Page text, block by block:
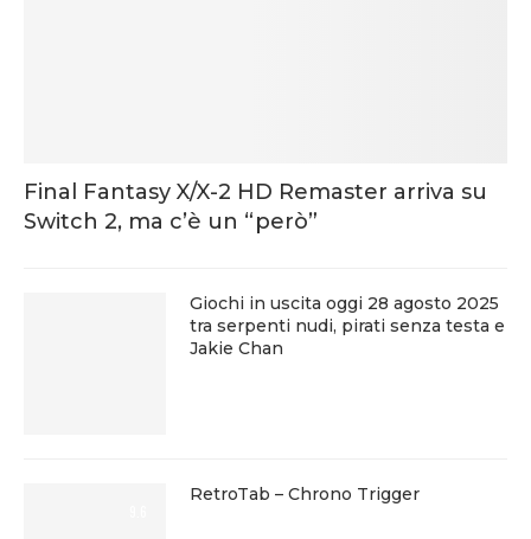
Final Fantasy X/X-2 HD Remaster arriva su
Switch 2, ma c’è un “però”
Giochi in uscita oggi 28 agosto 2025
tra serpenti nudi, pirati senza testa e
Jakie Chan
RetroTab – Chrono Trigger